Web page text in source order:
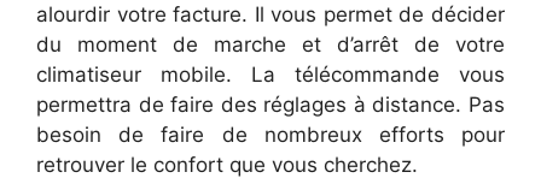
alourdir votre facture. Il vous permet de décider
du moment de marche et d’arrêt de votre
climatiseur mobile. La télécommande vous
permettra de faire des réglages à distance. Pas
besoin de faire de nombreux efforts pour
retrouver le confort que vous cherchez.